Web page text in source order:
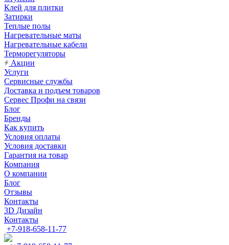
Клей для плитки
Затирки
Теплые полы
Нагревательные маты
Нагревательные кабели
Терморегуляторы
Акции
Услуги
Сервисные службы
Доставка и подъем товаров
Сервес Профи на связи
Блог
Бренды
Как купить
Условия оплаты
Условия доставки
Гарантия на товар
Компания
О компании
Блог
Отзывы
Контакты
3D Дизайн
Контакты
+7-918-658-11-77